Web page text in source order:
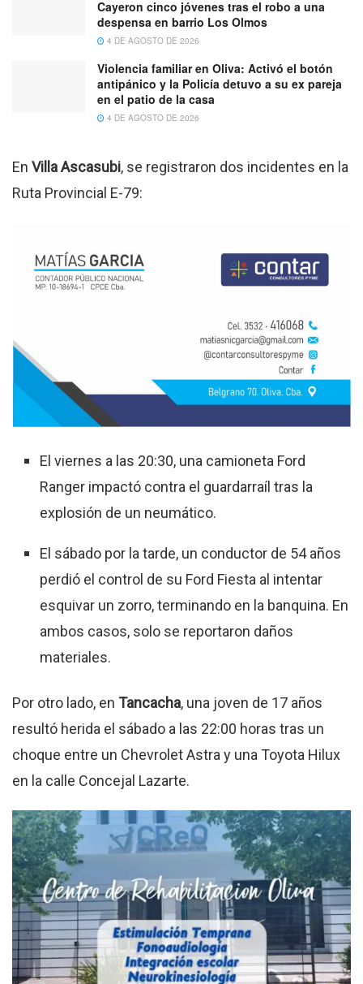
Cayeron cinco jóvenes tras el robo a una
despensa en barrio Los Olmos
4 DE AGOSTO DE 2026
Violencia familiar en Oliva: Activó el botón
antipánico y la Policía detuvo a su ex pareja
en el patio de la casa
4 DE AGOSTO DE 2026
En Villa Ascasubi, se registraron dos incidentes en la
Ruta Provincial E-79:
El viernes a las 20:30, una camioneta Ford
Ranger impactó contra el guardarraíl tras la
explosión de un neumático.
El sábado por la tarde, un conductor de 54 años
perdió el control de su Ford Fiesta al intentar
esquivar un zorro, terminando en la banquina. En
ambos casos, solo se reportaron daños
materiales.
Por otro lado, en Tancacha, una joven de 17 años
resultó herida el sábado a las 22:00 horas tras un
choque entre un Chevrolet Astra y una Toyota Hilux
en la calle Concejal Lazarte.